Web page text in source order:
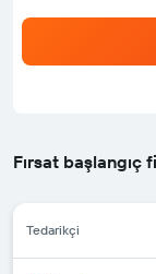
Fırsat başlangıç
Tedarikçi